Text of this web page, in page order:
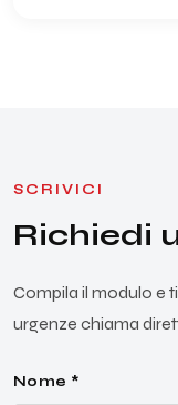
SCRIVICI
Richiedi
Compila il modulo e
urgenze chiama
Nome *